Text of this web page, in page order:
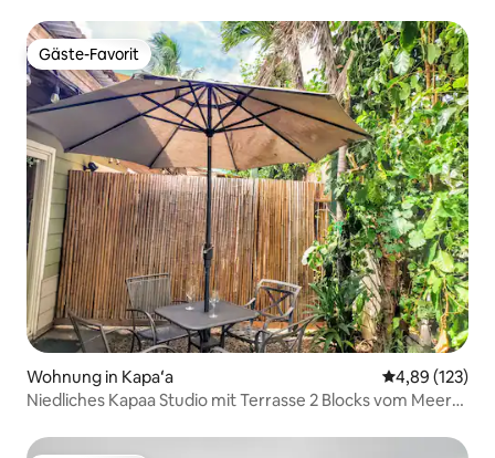
Gäste-Favorit
Gäste-Favorit
Wohnung in Kapaʻa
4,89 (123)
Niedliches Kapaa Studio mit Terrasse 2 Blocks vom Meer